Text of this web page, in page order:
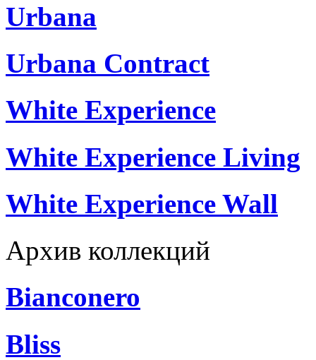
Urbana
Urbana Contract
White Experience
White Experience Living
White Experience Wall
Архив коллекций
Bianconero
Bliss